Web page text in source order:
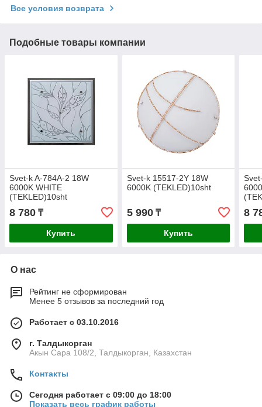
Все условия возврата
Подобные товары компании
Svet-k A-784A-2 18W
6000K WHITE
(TEKLED)10sht
8 780 ₸
Купить
Svet-k 15517-2Y 18W
6000K (TEKLED)10sht
5 990₸
Купить
8
О нас
Рейтинг не сформирован
Менее 5 отзывов за последний год
Работает с 03.10.2016
г. Талдыкорган
Акын Сара 108/2, Талдыкорган, Казахстан
Контакты
Сегодня работает с 09:00 до 18:00
Показать весь график работы